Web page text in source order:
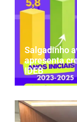
Salgadinho
apresenta
IDEB